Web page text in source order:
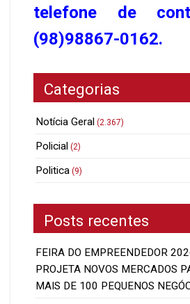
telefone de
(98)98867-0162.
Categorias
Notícia Geral (2.367)
Policial (2)
Politica (9)
Posts recentes
FEIRA DO EMPREENDEDOR
PROJETA NOVOS MERCADOS
MAIS DE 100 PEQUENOS